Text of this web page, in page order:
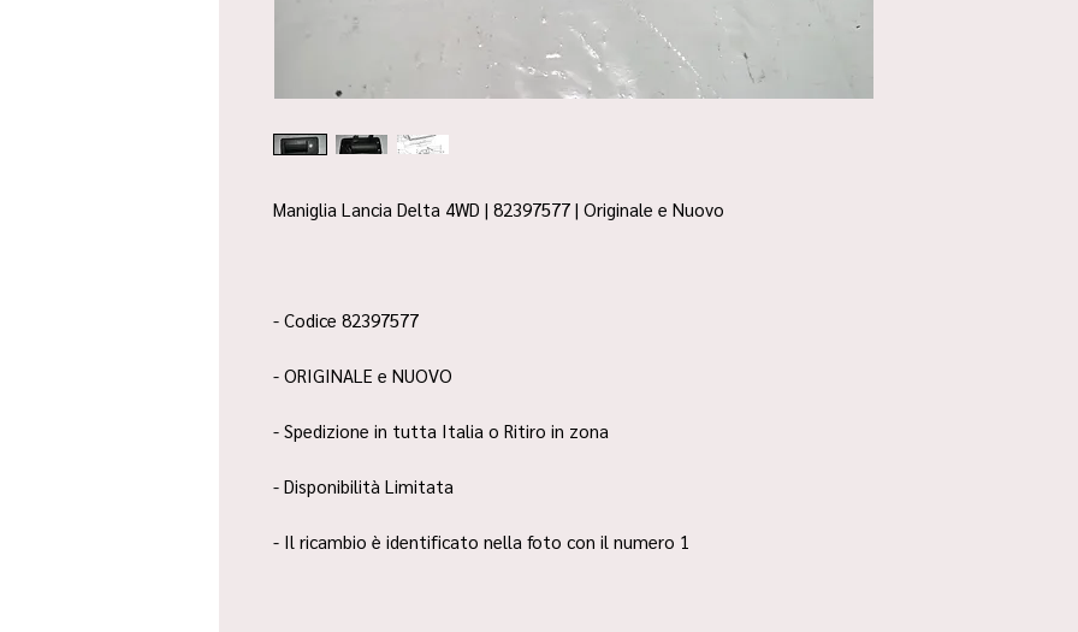
Maniglia Lancia Delta 4WD | 82397577 | Originale e Nuovo
- Codice 82397577
- ORIGINALE e NUOVO
- Spedizione in tutta Italia o Ritiro in zona
- Disponibilità Limitata
- Il ricambio è identificato nella foto con il numero 1